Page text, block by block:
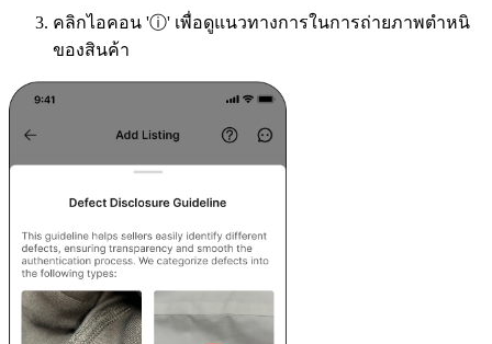
คลิกไอคอน 'ⓘ' เพื่อดูแนวทางการในการถ่ายภาพตำหนิ
ของสินค้า